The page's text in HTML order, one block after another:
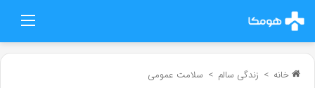
خانه > زندگی سالم > سلامت عمومی